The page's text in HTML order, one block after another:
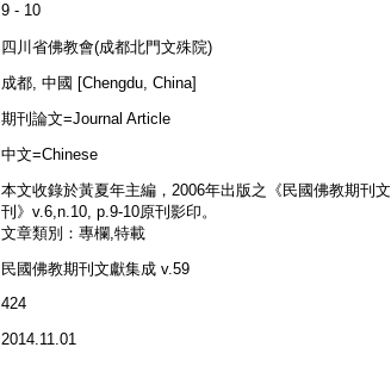
9 - 10
四川省佛教會(成都北門文殊院)
成都, 中國 [Chengdu, China]
期刊論文=Journal Article
中文=Chinese
本文收錄於黃夏年主編，2006年出版之《民國佛教期刊
刊》v.6,n.10, p.9-10原刊影印。
文章類別：專欄,特載
民國佛教期刊文獻集成 v.59
424
2014.11.01